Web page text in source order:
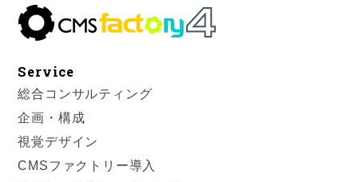
Service
総合コンサルティング
企画・構成
視覚デザイン
CMSファクトリー導入